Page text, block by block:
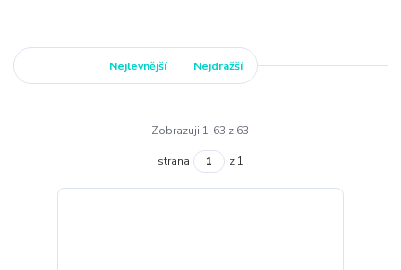
Nejlevnější Nejdražší
Zobrazuji 1-63 z 63
strana z 1